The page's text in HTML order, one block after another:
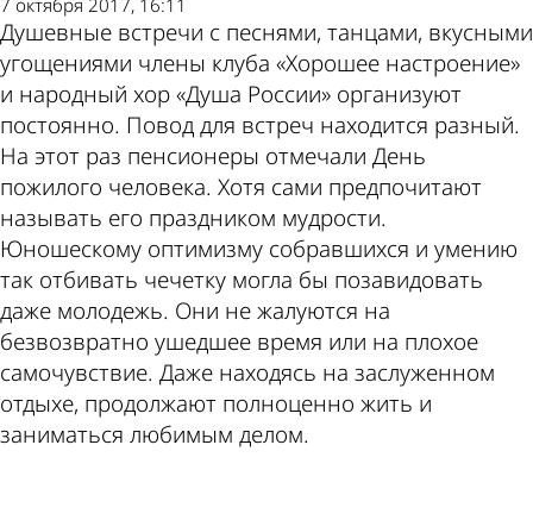
Душевные встречи с песнями, танцами, вкусными
угощениями члены клуба «Хорошее настроение»
и народный хор «Душа России» организуют
постоянно. Повод для встреч находится разный.
На этот раз пенсионеры отмечали День
пожилого человека. Хотя сами предпочитают
называть его праздником мудрости.
Юношескому оптимизму собравшихся и умению
так отбивать чечетку могла бы позавидовать
даже молодежь. Они не жалуются на
безвозвратно ушедшее время или на плохое
самочувствие. Даже находясь на заслуженном
отдыхе, продолжают полноценно жить и
заниматься любимым делом.